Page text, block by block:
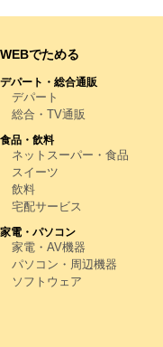
WEBでためる
デパート・総合通販
デパート
総合・TV通販
食品・飲料
ネットスーパー・食品
スイーツ
飲料
宅配サービス
家電・パソコン
家電・AV機器
パソコン・周辺機器
ソフトウェア